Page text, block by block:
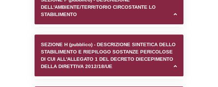
Stabilimento Atesina
nel comune di Lavis
SEZIONE A1 (pubblico) - INFORMAZIONI